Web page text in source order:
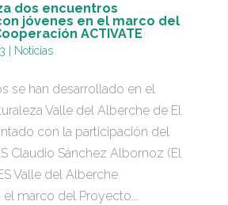
dos encuentros
jóvenes en el marco del
ACTIVATE
Noticias
se han desarrollado en el
Valle del Alberche de El
con la participación del
Claudio Sánchez Albornoz (El
Valle del Alberche
el marco del Proyecto...